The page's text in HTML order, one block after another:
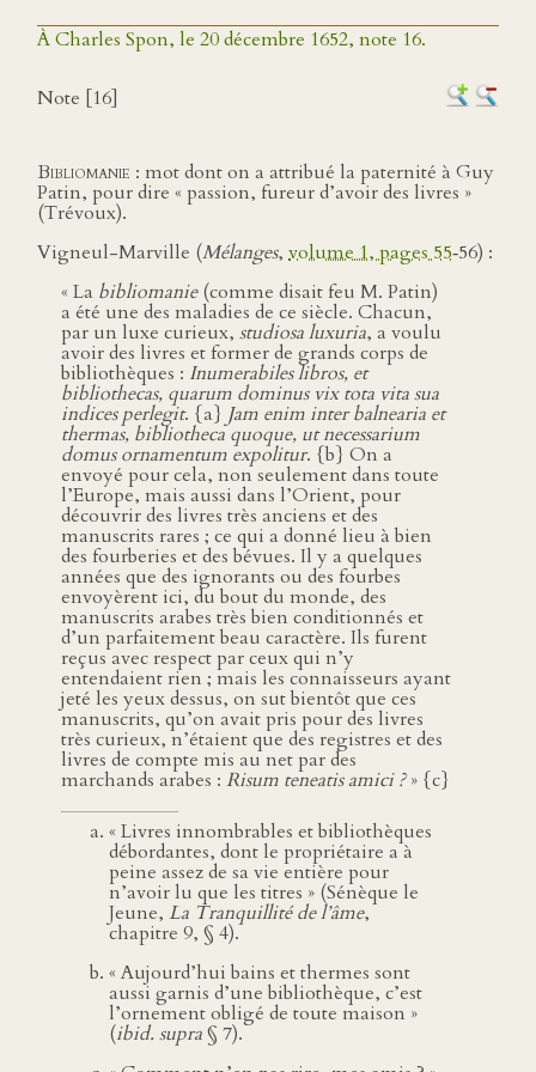
À Charles Spon, le 20 décembre 1652, note 16.
Note [16]
Bibliomanie : mot dont on a attribué la paternité à Guy
Patin, pour dire « passion, fureur d’avoir des livres »
(Trévoux).
Vigneul-Marville (Mélanges, volume 1, pages 55‑56) :
« La bibliomanie(comme disait feu M. Patin)
a été une des maladies de ce siècle. Chacun,
par un luxe curieux, studiosa luxuria, a voulu
avoir des livres et former de grands corps de
bibliothèques : Inumerabiles libros, et
bibliothecas, quarum dominus vix tota vita sua
indices perlegit. {a} Jam enim inter balnearia et
thermas, bibliotheca quoque, ut necessarium
domus ornamentum expolitur. {b} On a
envoyé pour cela, non seulement dans toute
l’Europe, mais aussi dans l’Orient, pour
découvrir des livres très anciens et des
manuscrits rares ; ce qui a donné lieu à bien
des fourberies et des bévues. Il y a quelques
années que des ignorants ou des fourbes
envoyèrent ici, du bout du monde, des
manuscrits arabes très bien conditionnés et
d’un parfaitement beau caractère. Ils furent
reçus avec respect par ceux qui n’y
entendaient rien ; mais les connaisseurs ayant
jeté les yeux dessus, on sut bientôt que ces
manuscrits, qu’on avait pris pour des livres
très curieux, n’étaient que des registres et des
livres de compte mis au net par des
marchands arabes : Risum teneatis amici ?» {c}
« Livres innombrables et bibliothèques
débordantes, dont le propriétaire a à
peine assez de sa vie entière pour
n’avoir lu que les titres » (Sénèque le
Jeune, La Tranquillité de l’âme,
chapitre 9, § 4).
« Aujourd’hui bains et thermes sont
aussi garnis d’une bibliothèque, c’est
l’ornement obligé de toute maison »
(ibid. supra§ 7).